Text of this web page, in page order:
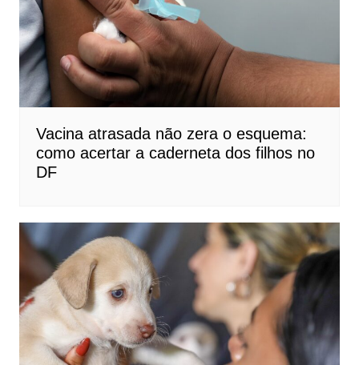
Vacina atrasada não zera o esquema:
como acertar a caderneta dos filhos no
DF